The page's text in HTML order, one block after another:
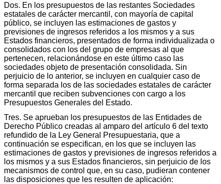
Dos. En los presupuestos de las restantes Sociedades
estatales de carácter mercantil, con mayoría de capital
público, se incluyen las estimaciones de gastos y
previsiones de ingresos referidos a los mismos y a sus
Estados financieros, presentados de forma individualizada o
consolidados con los del grupo de empresas al que
pertenecen, relacionándose en este último caso las
sociedades objeto de presentación consolidada. Sin
perjuicio de lo anterior, se incluyen en cualquier caso de
forma separada los de las sociedades estatales de carácter
mercantil que reciben subvenciones con cargo a los
Presupuestos Generales del Estado.
Tres. Se aprueban los presupuestos de las Entidades de
Derecho Público creadas al amparo del artículo 6 del texto
refundido de la Ley General Presupuestaria, que a
continuación se especifican, en los que se incluyen las
estimaciones de gastos y previsiones de ingresos referidos a
los mismos y a sus Estados financieros, sin perjuicio de los
mecanismos de control que, en su caso, pudieran contener
las disposiciones que les resulten de aplicación: